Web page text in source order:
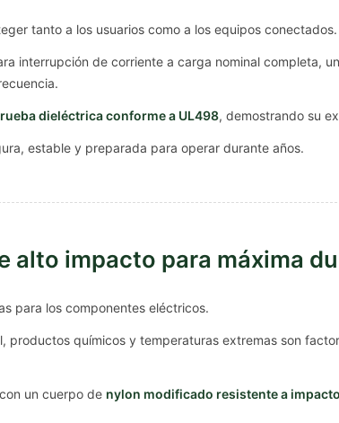
tanto a los usuarios como a los equipos conectados.
interrupción de corriente a carga nominal completa,
dieléctrica conforme a UL498, demostrando su
estable y preparada para operar durante años.
alto impacto para máxima
para los componentes eléctricos.
productos químicos y temperaturas extremas son
un cuerpo de nylon modificado resistente a